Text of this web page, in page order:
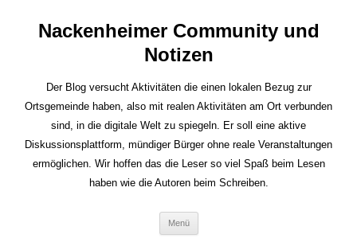
Nackenheimer Community und
Notizen
Der Blog versucht Aktivitäten die einen lokalen Bezug zur
Ortsgemeinde haben, also mit realen Aktivitäten am Ort verbunden
sind, in die digitale Welt zu spiegeln. Er soll eine aktive
Diskussionsplattform, mündiger Bürger ohne reale Veranstaltungen
ermöglichen. Wir hoffen das die Leser so viel Spaß beim Lesen
haben wie die Autoren beim Schreiben.
Menü